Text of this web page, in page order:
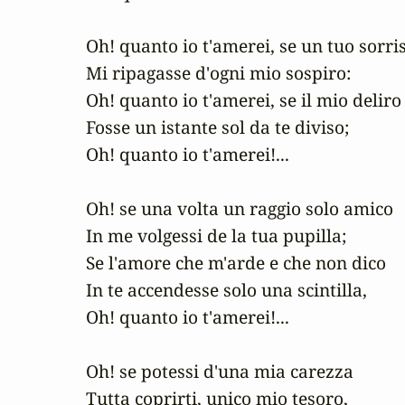
Oh! quanto io t'amerei, se un tuo
Mi ripagasse d'ogni mio sospiro:
Oh! quanto io t'amerei, se il mio deliro
Fosse un istante sol da te diviso;
Oh! quanto io t'amerei!...
Oh! se una volta un raggio solo amico
In me volgessi de la tua pupilla;
Se l'amore che m'arde e che non dico
In te accendesse solo una scintilla,
Oh! quanto io t'amerei!...
Oh! se potessi d'una mia carezza
Tutta coprirti, unico mio tesoro,